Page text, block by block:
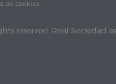
de cookies
reserved. Real Sociedad